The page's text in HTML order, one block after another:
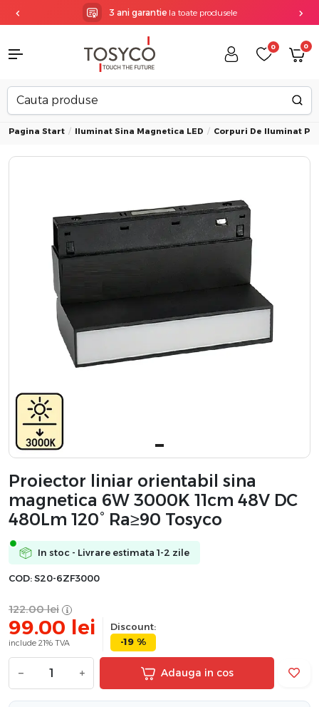
3 ani garantiela toate produsele
0 0
Pagina Start Iluminat Sina Magnetica LED Corpuri De Iluminat
Proiector liniar orientabil sina
magnetica 6W 3000K 11cm 48V DC
480Lm 120° Ra≥90 Tosyco
In stoc - Livrare estimata 1-2 zile
COD: S20-6ZF3000
122.00 lei
99.00 lei
include 21% TVA
Discount:
-19 %
− + Adauga in cos